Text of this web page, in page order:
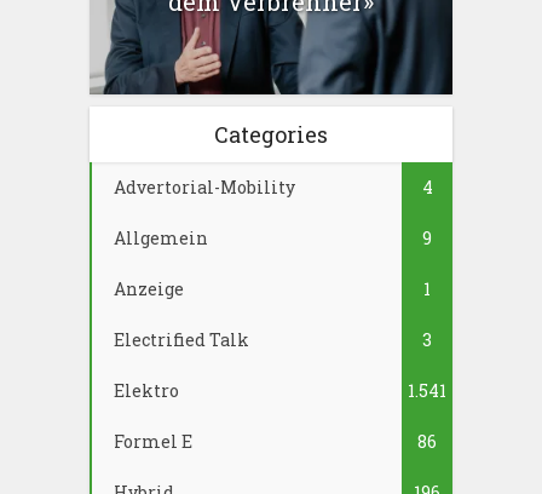
Categories
Advertorial-Mobility 4
Allgemein 9
Anzeige 1
Electrified Talk 3
Elektro 1.541
Formel E 86